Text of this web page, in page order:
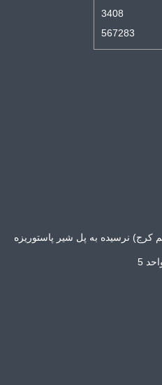
3408
567283
کرج) نرسیده به پل شیر پاستوریزه
5